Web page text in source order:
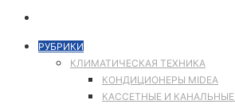
РУБРИКИ
КЛИМАТИЧЕСКАЯ ТЕХНИКА
КОНДИЦИОНЕРЫ MIDEA
КАССЕТНЫЕ И